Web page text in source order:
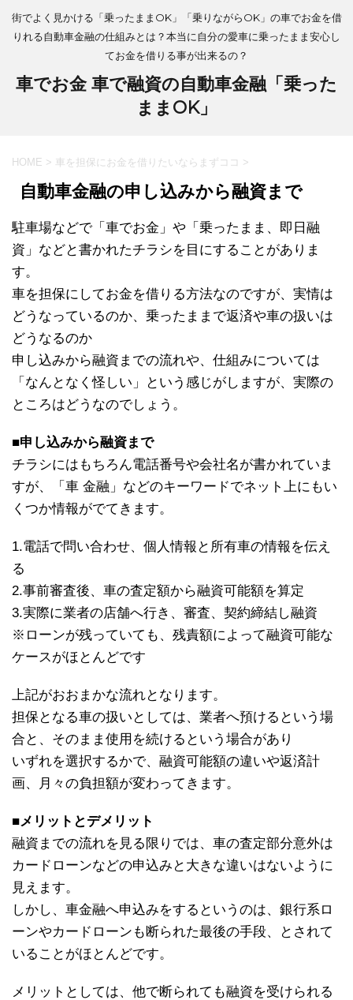
街でよく見かける「乗ったままOK」「乗りながらOK」の車でお金を借
りれる自動車金融の仕組みとは？本当に自分の愛車に乗ったまま安心し
てお金を借りる事が出来るの？
車でお金 車で融資の自動車金融「乗った
ままOK」
HOME > 車を担保にお金を借りたいならまずココ >
自動車金融の申し込みから融資まで
駐車場などで「車でお金」や「乗ったまま、即日融
資」などと書かれたチラシを目にすることがありま
す。
車を担保にしてお金を借りる方法なのですが、実情は
どうなっているのか、乗ったままで返済や車の扱いは
どうなるのか
申し込みから融資までの流れや、仕組みについては
「なんとなく怪しい」という感じがしますが、実際の
ところはどうなのでしょう。
■申し込みから融資まで
チラシにはもちろん電話番号や会社名が書かれていま
すが、「車 金融」などのキーワードでネット上にもい
くつか情報がでてきます。
1.電話で問い合わせ、個人情報と所有車の情報を伝え
る
2.事前審査後、車の査定額から融資可能額を算定
3.実際に業者の店舗へ行き、審査、契約締結し融資
※ローンが残っていても、残責額によって融資可能な
ケースがほとんどです
上記がおおまかな流れとなります。
担保となる車の扱いとしては、業者へ預けるという場
合と、そのまま使用を続けるという場合があり
いずれを選択するかで、融資可能額の違いや返済計
画、月々の負担額が変わってきます。
■メリットとデメリット
融資までの流れを見る限りでは、車の査定部分意外は
カードローンなどの申込みと大きな違いはないように
見えます。
しかし、車金融へ申込みをするというのは、銀行系ロ
ーンやカードローンも断られた最後の手段、とされて
いることがほとんどです。
メリットとしては、他で断られても融資を受けられる